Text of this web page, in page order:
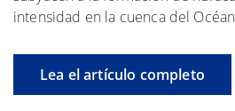
intensidad en la cuenca del
Lea el artículo completo